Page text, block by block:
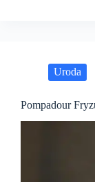
Uroda
Pompadour